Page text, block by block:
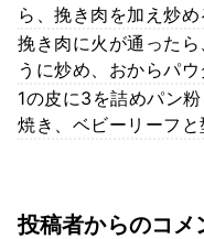
ら、挽き肉を加え炒め
挽き肉に火が通った
うに炒め、おからパ
1の皮に3を詰めパン
焼き、ベビーリーフと
投稿者からのコメ